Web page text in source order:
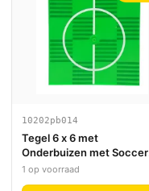
10202pb014
Tegel 6 x 6 met
Onderbuizen met Soccer
(Football) Pitch Center
1 op voorraad